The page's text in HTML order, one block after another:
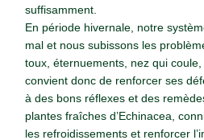
suffisamment.
En période hivernale, notre
mal et nous subissons les
toux, éternuements, nez qui
convient donc de renforcer ses
à des bons réflexes et des
plantes fraîches d’Echinacea,
les refroidissements et renforcer